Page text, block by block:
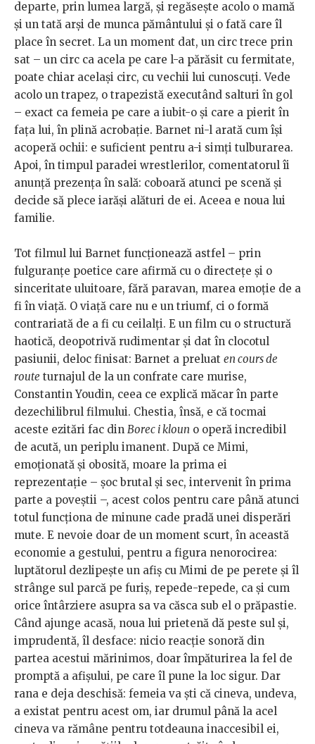
departe, prin lumea largă, și regăsește acolo o mamă
și un tată arși de munca pământului și o fată care îl
place în secret. La un moment dat, un circ trece prin
sat – un circ ca acela pe care l-a părăsit cu fermitate,
poate chiar același circ, cu vechii lui cunoscuți. Vede
acolo un trapez, o trapezistă executând salturi în gol
– exact ca femeia pe care a iubit-o și care a pierit în
fața lui, în plină acrobație. Barnet ni-l arată cum își
acoperă ochii: e suficient pentru a-i simți tulburarea.
Apoi, în timpul paradei wrestlerilor, comentatorul îi
anunță prezența în sală: coboară atunci pe scenă și
decide să plece iarăși alături de ei. Aceea e noua lui
familie.
Tot filmul lui Barnet funcționează astfel – prin
fulguranțe poetice care afirmă cu o directețe și o
sinceritate uluitoare, fără paravan, marea emoție de a
fi în viață. O viață care nu e un triumf, ci o formă
contrariată de a fi cu ceilalți. E un film cu o structură
haotică, deopotrivă rudimentar și dat în clocotul
pasiunii, deloc finisat: Barnet a preluat en cours de
route turnajul de la un confrate care murise,
Constantin Youdin, ceea ce explică măcar în parte
dezechilibrul filmului. Chestia, însă, e că tocmai
aceste ezitări fac din Borec i kloun o operă incredibil
de acută, un periplu imanent. După ce Mimi,
emoționată și obosită, moare la prima ei
reprezentație – șoc brutal și sec, intervenit în prima
parte a poveștii –, acest colos pentru care până atunci
totul funcționa de minune cade pradă unei disperări
mute. E nevoie doar de un moment scurt, în această
economie a gestului, pentru a figura nenorocirea:
luptătorul dezlipește un afiș cu Mimi de pe perete și îl
strânge sul parcă pe furiș, repede-repede, ca și cum
orice întârziere asupra sa va căsca sub el o prăpastie.
Când ajunge acasă, noua lui prietenă dă peste sul și,
imprudentă, îl desface: nicio reacție sonoră din
partea acestui mărinimos, doar împăturirea la fel de
promptă a afișului, pe care îl pune la loc sigur. Dar
rana e deja deschisă: femeia va ști că cineva, undeva,
a existat pentru acest om, iar drumul până la acel
cineva va rămâne pentru totdeauna inaccesibil ei,